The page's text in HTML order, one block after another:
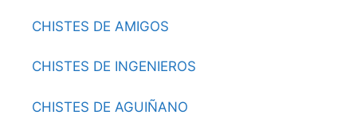
CHISTES DE AMIGOS
CHISTES DE INGENIEROS
CHISTES DE AGUIÑANO